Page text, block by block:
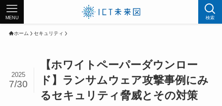
検索
MENU
ホーム セキュリティ
【ホワイトペーパーダウンロー
ド】ランサムウェア攻撃事例にみ
るセキュリティ脅威とその対策
2025
7/30